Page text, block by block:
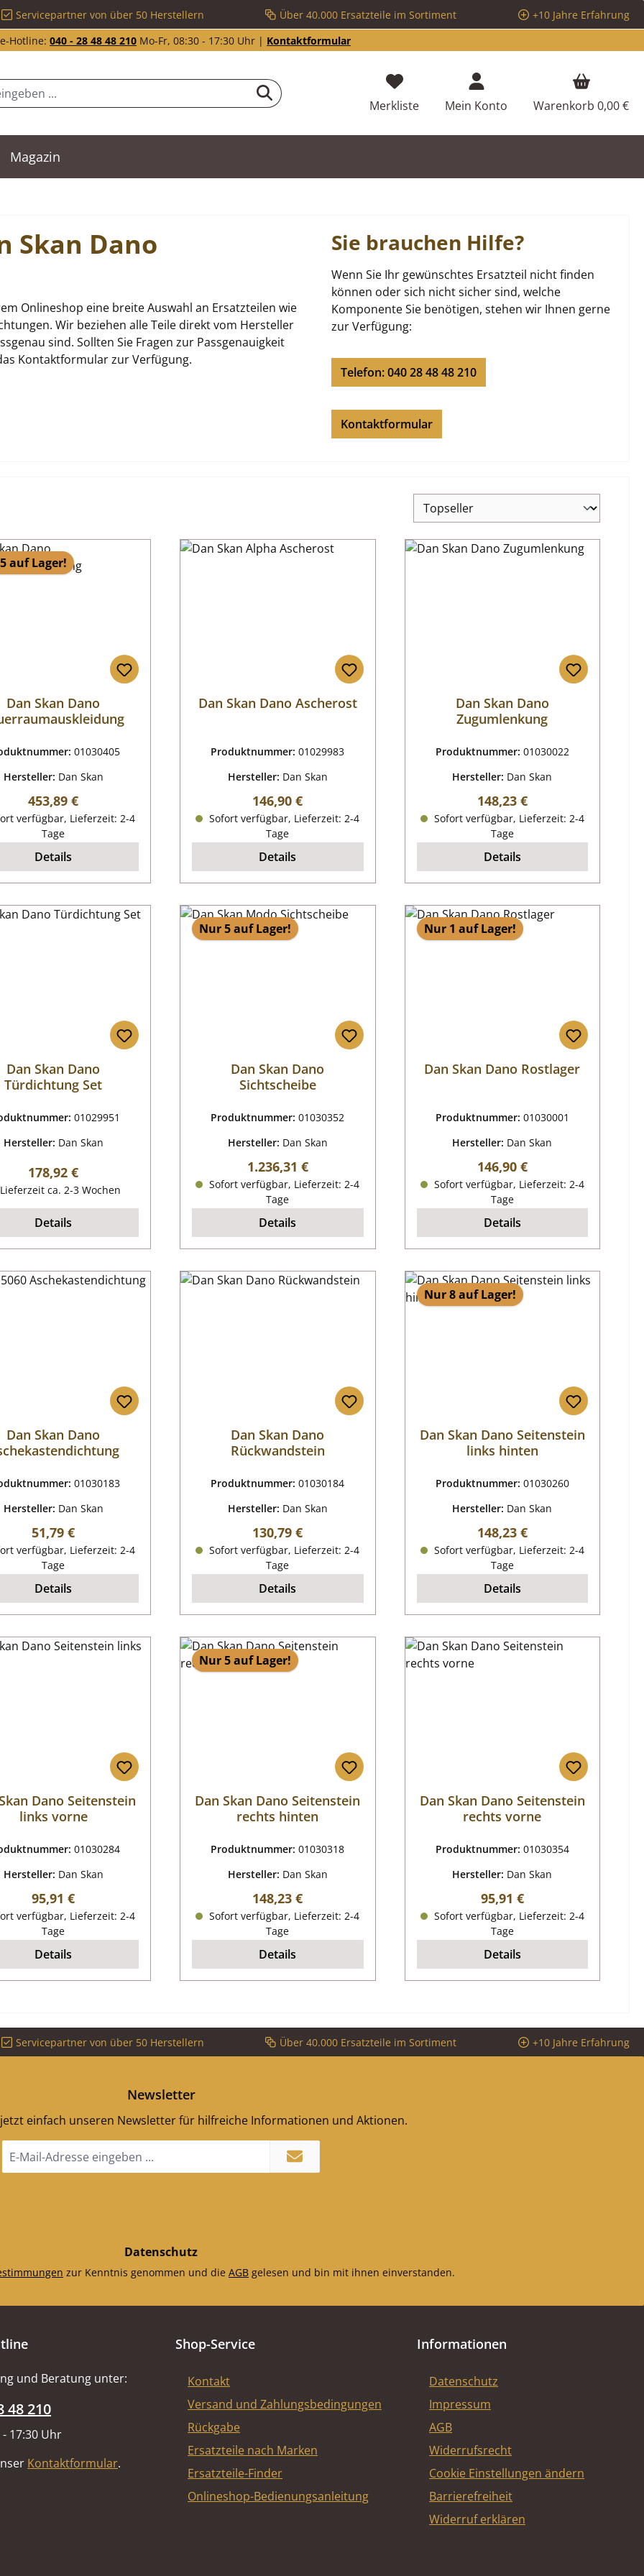
Servicepartner von über 50 Herstellern Über 40.000 Ersatzteile im Sortiment
+10 Jahre Erfahrung
Hotline: 040 - 28 48 48 210 Mo-Fr, 08:30 - 17:30 Uhr | Kontaktformular
MerklisteDu hast 0 Produkte auf dem Merkzettel
Mein Konto Warenkorb 0,00 €
Magazin
Skan Dano
Onlineshop eine breite Auswahl an Ersatzteilen wie
Wir beziehen alle Teile direkt vom Hersteller
sind. Sollten Sie Fragen zur Passgenauigkeit
Kontaktformular zur Verfügung.
Sie brauchen Hilfe?
Wenn Sie Ihr gewünschtes Ersatzteil nicht finden
können oder sich nicht sicher sind, welche
Komponente Sie benötigen, stehen wir Ihnen gerne
zur Verfügung:
Telefon: 040 28 48 48 210
Kontaktformular
auf Lager!
Dan Skan Dano
01030405
Hersteller: Dan Skan
Regulärer Preis:
453,89 €
verfügbar, Lieferzeit: 2-4
Tage
Details
Dan Skan Dano Ascherost
Produktnummer:01029983
Hersteller: Dan Skan
Regulärer Preis:
146,90 €
Sofort verfügbar, Lieferzeit: 2-4
Tage
Details
Dan Skan Dano
Zugumlenkung
Produktnummer: 01030022
Hersteller: Dan Skan
Regulärer Preis:
148,23 €
Sofort verfügbar, Lieferzeit: 2-4
Tage
Details
Dan Skan Dano
Türdichtung Set
01029951
Hersteller: Dan Skan
Regulärer Preis:
178,92 €
ca. 2-3 Wochen
Details
Nur 5 auf Lager!
Dan Skan Dano
Sichtscheibe
Produktnummer:01030352
Hersteller: Dan Skan
Regulärer Preis:
1.236,31 €
Sofort verfügbar, Lieferzeit: 2-4
Tage
Details
Nur 1 auf Lager!
Dan Skan Dano Rostlager
Produktnummer: 01030001
Hersteller: Dan Skan
Regulärer Preis:
146,90 €
Sofort verfügbar, Lieferzeit: 2-4
Tage
Details
Dan Skan Dano
01030183
Hersteller: Dan Skan
Regulärer Preis:
51,79 €
verfügbar, Lieferzeit: 2-4
Tage
Details
Dan Skan Dano
Rückwandstein
Produktnummer:01030184
Hersteller: Dan Skan
Regulärer Preis:
130,79 €
Sofort verfügbar, Lieferzeit: 2-4
Tage
Details
Nur 8 auf Lager!
Dan Skan Dano Seitenstein
links hinten
Produktnummer: 01030260
Hersteller: Dan Skan
Regulärer Preis:
148,23 €
Sofort verfügbar, Lieferzeit: 2-4
Tage
Details
Dano Seitenstein
links vorne
01030284
Hersteller: Dan Skan
Regulärer Preis:
95,91 €
verfügbar, Lieferzeit: 2-4
Tage
Details
Nur 5 auf Lager!
Dan Skan Dano Seitenstein
rechts hinten
Produktnummer:01030318
Hersteller: Dan Skan
Regulärer Preis:
148,23 €
Sofort verfügbar, Lieferzeit: 2-4
Tage
Details
Dan Skan Dano Seitenstein
rechts vorne
Produktnummer: 01030354
Hersteller: Dan Skan
Regulärer Preis:
95,91 €
Sofort verfügbar, Lieferzeit: 2-4
Tage
Details
Servicepartner von über 50 Herstellern Über 40.000 Ersatzteile im Sortiment +10 Jahre Erfahrung
Newsletter
einfach unseren Newsletter für hilfreiche Informationen und Aktionen.
Mail-
Datenschutz
zur Kenntnis genommen und die AGB gelesen und bin mit ihnen einverstanden.
und Beratung unter:
48 210
17:30 Uhr
Kontaktformular.
Shop-Service
Kontakt
Versand und Zahlungsbedingungen
Rückgabe
Ersatzteile nach Marken
Ersatzteile-Finder
Onlineshop-Bedienungsanleitung
Informationen
Datenschutz
Impressum
AGB
Widerrufsrecht
Cookie Einstellungen ändern
Barrierefreiheit
Widerruf erklären